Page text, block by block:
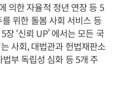
의한 자율적 정년 연장 등 5
를 위한 돌봄 사회 서비스 등
‘신뢰 UP’ 에서는 모든 국
사회, 대법관과 헌법재판소
부 독립성 심화 등 5개 주